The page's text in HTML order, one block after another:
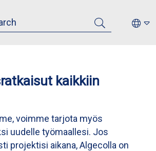
kaikkiin
voimme tarjota myös
uudelle työmaallesi. Jos
projektisi aikana, Algecolla on